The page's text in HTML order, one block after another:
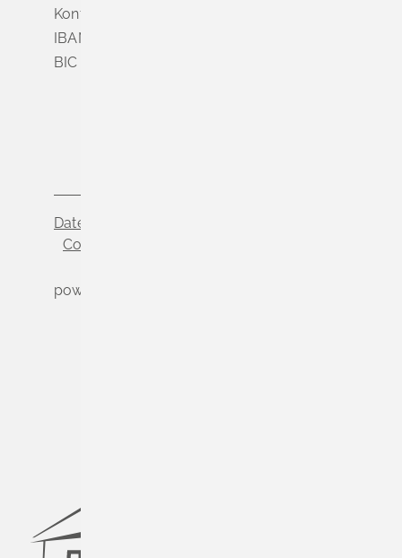
Konto Nr. 3 500 004
IBAN DE56 6839 0000 0003 5000 04
BIC VOLODE66
Datenschutz
Cookie-Einstellungen
powered by